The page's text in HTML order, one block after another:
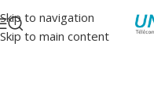
Skip to navigation
Skip to main content
Accueil/Protections